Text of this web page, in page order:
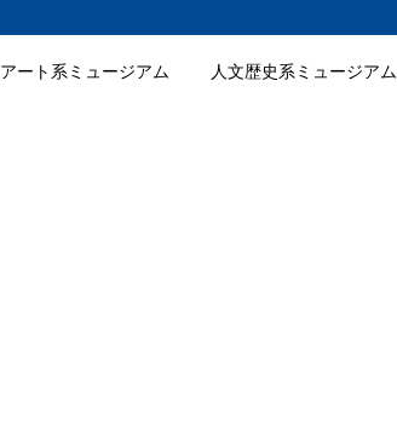
アート系ミュージアム 人文歴史系ミュージアム